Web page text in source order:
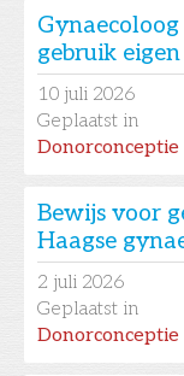
gebruik
10 juli 2026
Geplaatst in
Donorconceptie
Bewijs voor
Haagse
2 juli 2026
Geplaatst in
Donorconceptie